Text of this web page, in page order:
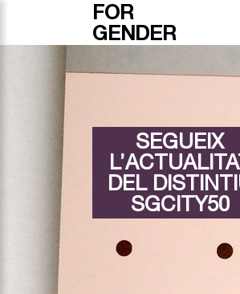
FOR
GENDER
SEGUEIX
DEL
SGCITY50